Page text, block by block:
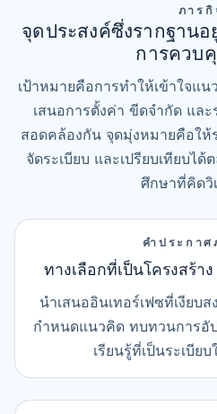
ภารกิ
จุดประสงค์ซึ่งรากฐาน
การควบ
เป้าหมายคือการทำให้เข้าใจแ
เสนอการตั้งค่า ขีดจำกัด แล
สอดคล้องกัน จุดมุ่งหมายคือให้
จัดระเบียบ และเปรียบเทียบไ
ศึกษาที่คิดวิ
คำประกาศ
ทางเลือกที่เป็นโครงสร้า
นำเสนออินเทอร์เฟซที่เงียบ
กำหนดแนวคิด ทบทวนการอั
เรียนรู้ที่เป็นระเบีย